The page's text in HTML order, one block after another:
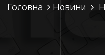
Головна Новини